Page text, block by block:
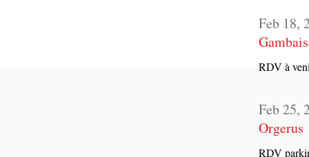
Feb 18,
RDV à
Feb 25,
Orgerus
RDV